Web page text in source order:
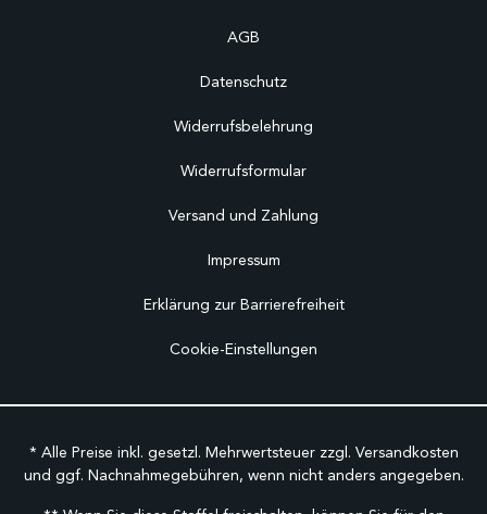
AGB
Datenschutz
Widerrufsbelehrung
Widerrufsformular
Versand und Zahlung
Impressum
Erklärung zur Barrierefreiheit
Cookie-Einstellungen
* Alle Preise inkl. gesetzl. Mehrwertsteuer zzgl. Versandkosten
und ggf. Nachnahmegebühren, wenn nicht anders angegeben.